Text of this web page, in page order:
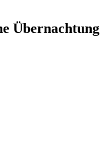
Übernachtung